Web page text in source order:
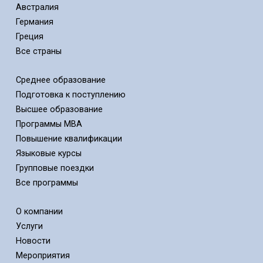
Австралия
Германия
Греция
Все страны
Среднее образование
Подготовка к поступлению
Высшее образование
Программы MBA
Повышение квалификации
Языковые курсы
Групповые поездки
Все программы
О компании
Услуги
Новости
Мероприятия